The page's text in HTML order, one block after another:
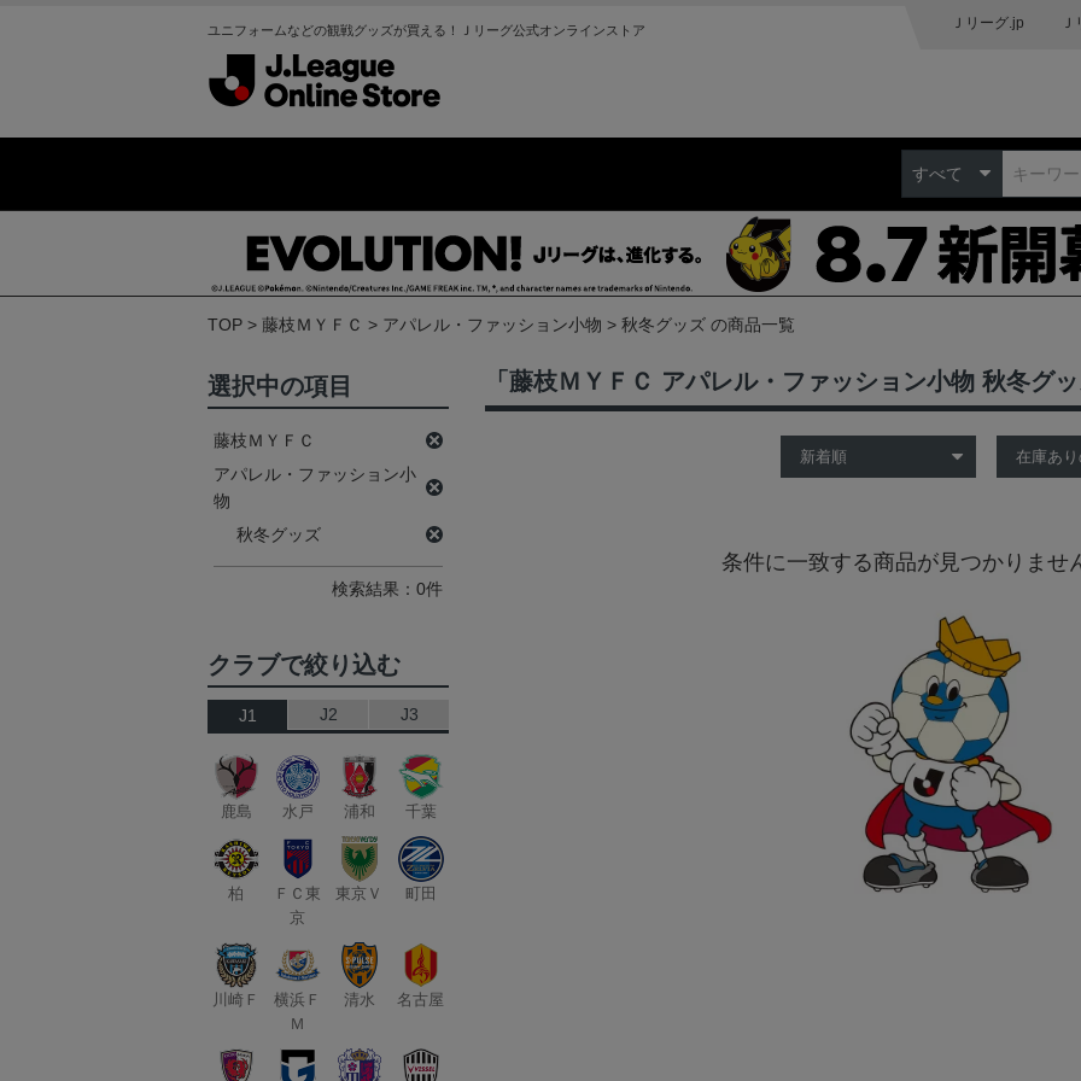
ユニフォームなどの観戦グッズが買える！Ｊリーグ公式オンラインストア Ｊリーグ.jp
すべて
TOP 藤枝ＭＹＦＣ アパレル・ファッション小物 秋冬グッズ の商品一覧
「藤枝ＭＹＦＣ アパレル・ファッション小物 秋冬グ
条件に一致する商品が見つかりませ
選択中の項目
藤枝ＭＹＦＣ
アパレル・ファッション小
物
秋冬グッズ
検索結果：0件
クラブで絞り込む
J1 J2 J3
鹿島 水戸 浦和 千葉
柏
ＦＣ東
京
東京Ｖ 町田
川崎Ｆ
横浜Ｆ
Ｍ
清水 名古屋